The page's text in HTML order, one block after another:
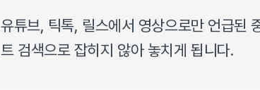
유튜브, 틱톡, 릴스에서 영상으로만 언급된
트 검색으로 잡히지 않아 놓치게 됩니다.